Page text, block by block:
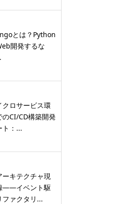
とは？Python
開発するな
クロサービス環
のCI/CD構築開発
ト：...
ーキテクチャ現
――イベント駆
ファクタリ...